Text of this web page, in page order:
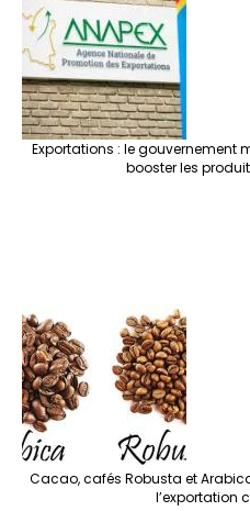
Exportations : le gouvernement
booster les
Cacao, cafés Robusta et
l’exportation